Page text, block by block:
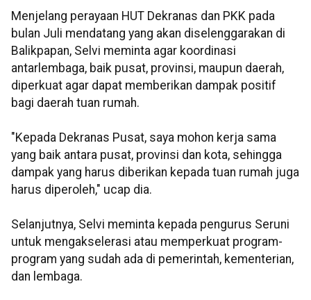
Menjelang perayaan HUT Dekranas dan PKK pada
bulan Juli mendatang yang akan diselenggarakan di
Balikpapan, Selvi meminta agar koordinasi
antarlembaga, baik pusat, provinsi, maupun daerah,
diperkuat agar dapat memberikan dampak positif
bagi daerah tuan rumah.
"Kepada Dekranas Pusat, saya mohon kerja sama
yang baik antara pusat, provinsi dan kota, sehingga
dampak yang harus diberikan kepada tuan rumah juga
harus diperoleh," ucap dia.
Selanjutnya, Selvi meminta kepada pengurus Seruni
untuk mengakselerasi atau memperkuat program-
program yang sudah ada di pemerintah, kementerian,
dan lembaga.